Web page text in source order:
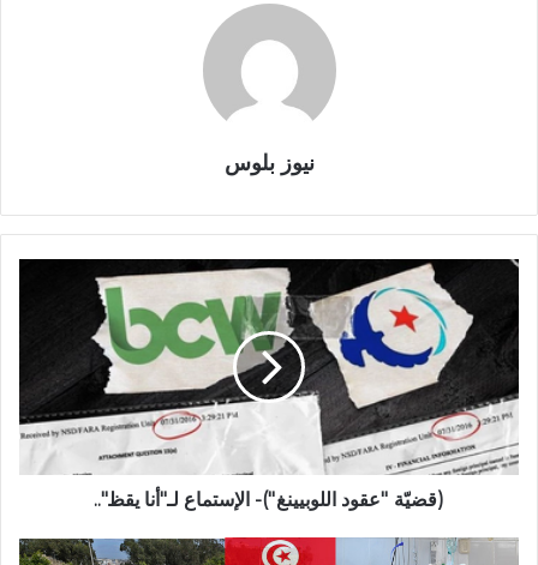
نيوز بلوس
(قضيّة ''عقود اللوبيينغ'')- الإستماع لـ"أنا يقظ"..